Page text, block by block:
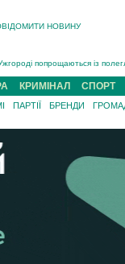
НОВИНУ
попрощаються із
5 серпня
загибель
війні з рф поліг військовий з
внаслідок ДТП за
районного ТЦК на
КРИМІНАЛ СПОРТ
ПАРТІЇ БРЕНДИ